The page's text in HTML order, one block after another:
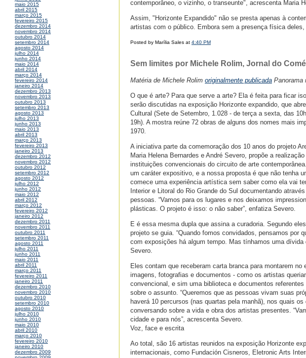
maio 2015
abril 2015
março 2015
fevereiro 2015
dezembro 2014
novembro 2014
outubro 2014
setembro 2014
agosto 2014
julho 2014
junho 2014
maio 2014
abril 2014
março 2014
fevereiro 2014
janeiro 2014
dezembro 2013
novembro 2013
outubro 2013
setembro 2013
agosto 2013
julho 2013
junho 2013
maio 2013
abril 2013
março 2013
fevereiro 2013
janeiro 2013
dezembro 2012
novembro 2012
outubro 2012
setembro 2012
agosto 2012
julho 2012
junho 2012
maio 2012
abril 2012
março 2012
fevereiro 2012
janeiro 2012
dezembro 2011
novembro 2011
outubro 2011
setembro 2011
agosto 2011
julho 2011
junho 2011
maio 2011
abril 2011
março 2011
fevereiro 2011
janeiro 2011
dezembro 2010
novembro 2010
outubro 2010
setembro 2010
agosto 2010
julho 2010
junho 2010
maio 2010
abril 2010
março 2010
fevereiro 2010
janeiro 2010
dezembro 2009
contemporâneo, o vizinho, o transeunte", acrescenta Maria
Assim, "Horizonte Expandido" não se presta apenas à
artistas com o público. Embora sem a presença física
Posted by Marília Sales at 4:40 PM
Sem limites por Michele Rolim, Jornal do
Matéria de Michele Rolim originalmente publicada Panorama
O que é arte? Para que serve a arte? Ela é feita para ficar
serão discutidas na exposição Horizonte expandido, que
Cultural (Sete de Setembro, 1.028 - de terça a sexta, das
19h). A mostra reúne 72 obras de alguns dos nomes mais
1970.
A iniciativa parte da comemoração dos 10 anos do projeto
Maria Helena Bernardes e André Severo, propõe a
instituições convencionais do circuito de arte
um caráter expositivo, e a nossa proposta é que não tenha
comece uma experiência artística sem saber como ela vai
Interior e Litoral do Rio Grande do Sul documentando
pessoas. “Vamos para os lugares e nos deixamos
plásticas. O projeto é isso: o não saber”, enfatiza Severo.
E é essa mesma dupla que assina a curadoria. Segundo
projeto se guia. “Quando fomos convidados, pensamos por
com exposições há algum tempo. Mas tínhamos uma
Severo.
Eles contam que receberam carta branca para montarem
imagens, fotografias e documentos - como os artistas
convencional, e sim uma biblioteca e documentos
sobre o assunto. “Queremos que as pessoas vivam suas
haverá 10 percursos (nas quartas pela manhã), nos quais
conversando sobre a vida e obra dos artistas presentes.
cidade e para nós”, acrescenta Severo.
Voz, face e escrita
Ao total, são 16 artistas reunidos na exposição Horizonte
internacionais, como Fundación Cisneros, Eletronic Arts